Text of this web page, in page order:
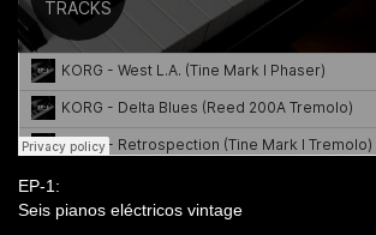
EP-1:
Seis pianos eléctricos vintage